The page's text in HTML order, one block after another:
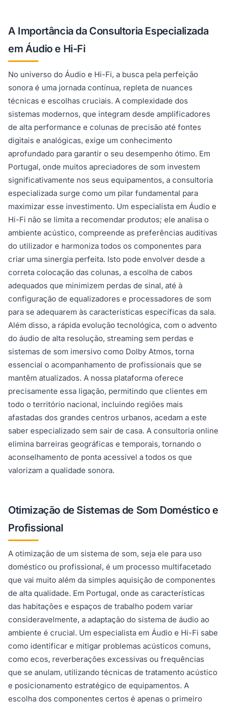
A Importância da Consultoria Especializada
em Áudio e Hi-Fi
No universo do Áudio e Hi-Fi, a busca pela perfeição
sonora é uma jornada contínua, repleta de nuances
técnicas e escolhas cruciais. A complexidade dos
sistemas modernos, que integram desde amplificadores
de alta performance e colunas de precisão até fontes
digitais e analógicas, exige um conhecimento
aprofundado para garantir o seu desempenho ótimo. Em
Portugal, onde muitos apreciadores de som investem
significativamente nos seus equipamentos, a consultoria
especializada surge como um pilar fundamental para
maximizar esse investimento. Um especialista em Áudio e
Hi-Fi não se limita a recomendar produtos; ele analisa o
ambiente acústico, compreende as preferências auditivas
do utilizador e harmoniza todos os componentes para
criar uma sinergia perfeita. Isto pode envolver desde a
correta colocação das colunas, a escolha de cabos
adequados que minimizem perdas de sinal, até à
configuração de equalizadores e processadores de som
para se adequarem às características específicas da sala.
Além disso, a rápida evolução tecnológica, com o advento
do áudio de alta resolução, streaming sem perdas e
sistemas de som imersivo como Dolby Atmos, torna
essencial o acompanhamento de profissionais que se
mantêm atualizados. A nossa plataforma oferece
precisamente essa ligação, permitindo que clientes em
todo o território nacional, incluindo regiões mais
afastadas dos grandes centros urbanos, acedam a este
saber especializado sem sair de casa. A consultoria online
elimina barreiras geográficas e temporais, tornando o
aconselhamento de ponta acessível a todos os que
valorizam a qualidade sonora.
Otimização de Sistemas de Som Doméstico e
Profissional
A otimização de um sistema de som, seja ele para uso
doméstico ou profissional, é um processo multifacetado
que vai muito além da simples aquisição de componentes
de alta qualidade. Em Portugal, onde as características
das habitações e espaços de trabalho podem variar
consideravelmente, a adaptação do sistema de áudio ao
ambiente é crucial. Um especialista em Áudio e Hi-Fi sabe
como identificar e mitigar problemas acústicos comuns,
como ecos, reverberações excessivas ou frequências
que se anulam, utilizando técnicas de tratamento acústico
e posicionamento estratégico de equipamentos. A
escolha dos componentes certos é apenas o primeiro